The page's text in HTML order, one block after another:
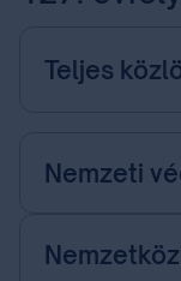
Teljes
Nemzeti